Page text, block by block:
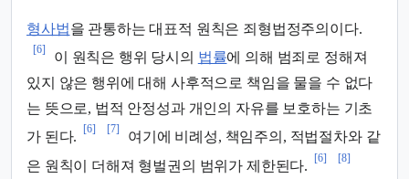
형사법을 관통하는 대표적 원칙은 죄형법정주의이다.
[6]
이 원칙은 행위 당시의 법률에 의해 범죄로 정해져
있지 않은 행위에 대해 사후적으로 책임을 물을 수 없다
는 뜻으로, 법적 안정성과 개인의 자유를 보호하는 기초
가 된다.
[6] [7]
여기에 비례성, 책임주의, 적법절차와 같
은 원칙이 더해져 형벌권의 범위가 제한된다.
[6] [8]